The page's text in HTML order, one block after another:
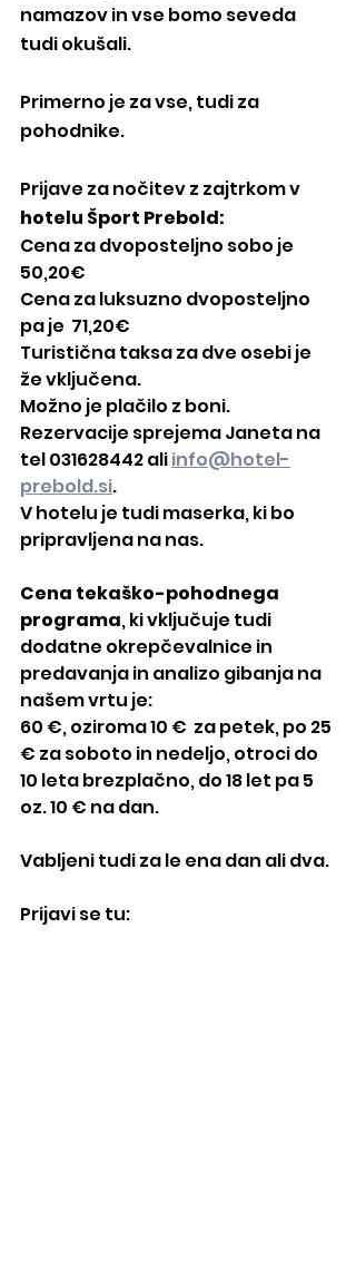
namazov in vse bomo seveda
tudi okušali.
Primerno je za vse, tudi za
pohodnike.
Prijave za nočitev z zajtrkom v
hotelu Šport Prebold:
Cena za dvoposteljno sobo je
50,20€
Cena za luksuzno dvoposteljno
pa je  71,20€
Turistična taksa za dve osebi je
že vključena.
Možno je plačilo z boni.
Rezervacije sprejema Janeta na
tel 031628442 ali info@hotel-
prebold.si.
V hotelu je tudi maserka, ki bo
pripravljena na nas.
Cena tekaško-pohodnega
programa, ki vključuje tudi
dodatne okrepčevalnice in
predavanja in analizo gibanja na
našem vrtu je:
60 €, oziroma 10 €  za petek, po 25
€ za soboto in nedeljo, otroci do
10 leta brezplačno, do 18 let pa 5
oz. 10 € na dan.
Vabljeni tudi za le ena dan ali dva.
Prijavi se tu: